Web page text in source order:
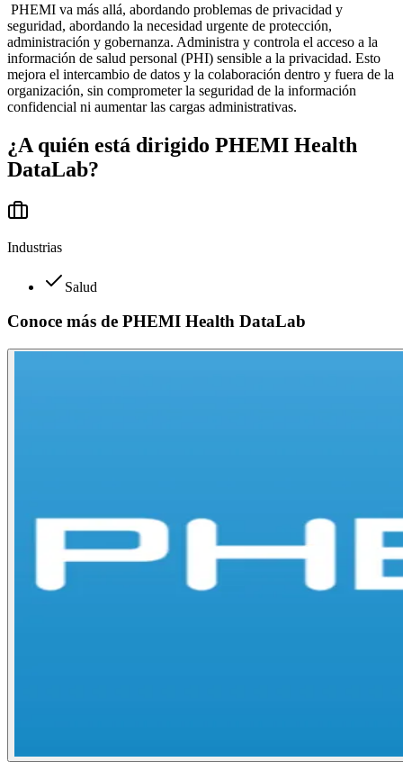
PHEMI va más allá, abordando problemas de privacidad y
seguridad, abordando la necesidad urgente de protección,
administración y gobernanza. Administra y controla el acceso a la
información de salud personal (PHI) sensible a la privacidad. Esto
mejora el intercambio de datos y la colaboración dentro y fuera de la
organización, sin comprometer la seguridad de la información
confidencial ni aumentar las cargas administrativas.
¿A quién está dirigido PHEMI Health
DataLab?
Industrias
Salud
Conoce más de PHEMI Health DataLab